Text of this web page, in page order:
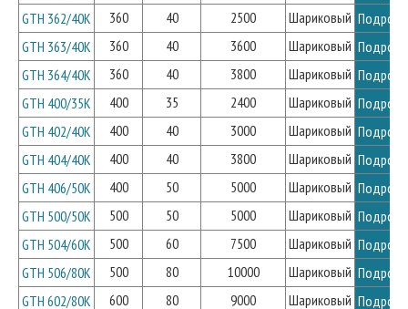
GTH 362/40K
360 40 2500 Шариковый
GTH 363/40K
360 40 3600 Шариковый
GTH 364/40K
360 40 3800 Шариковый
GTH 400/35K
400 35 2400 Шариковый
GTH 402/40K
400 40 3000 Шариковый
GTH 404/40K
400 40 3800 Шариковый
GTH 406/50K
400 50 5000 Шариковый
GTH 500/50K
500 50 5000 Шариковый
GTH 504/60K
500 60 7500 Шариковый
GTH 506/80K
500 80 10000 Шариковый
GTH 602/80K
600 80 9000 Шариковый